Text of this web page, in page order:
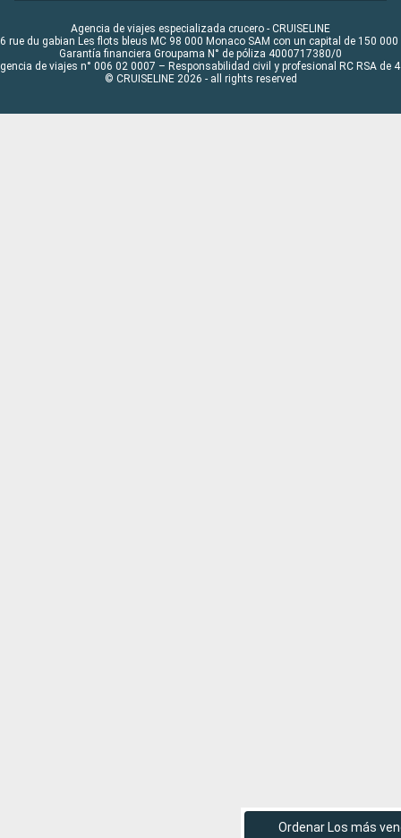
Ordenar Los más
Agencia de viajes especializada crucero - CRUISELINE
rue du gabian Les flots bleus MC 98 000 Monaco SAM con un capital de 150 000
Garantía financiera Groupama N° de póliza 4000717380/0
de viajes n° 006 02 0007 – Responsabilidad civil y profesional RC RSA de
© CRUISELINE 2026 - all rights reserved